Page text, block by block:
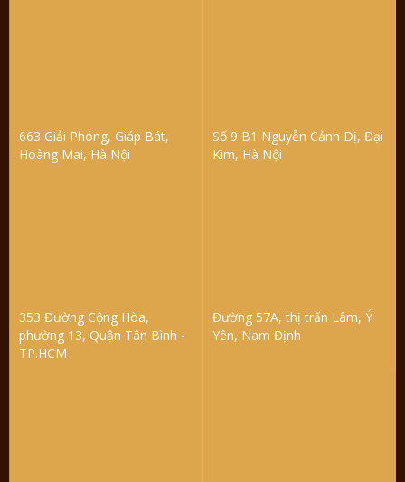
663 Giải Phóng, Giáp Bát,
Hoàng Mai, Hà Nội
Số 9 B1 Nguyễn Cảnh Dị, Đại
Kim, Hà Nội
353 Đường Cộng Hòa,
phường 13, Quận Tân Bình -
TP.HCM
Đường 57A, thị trấn Lâm, Ý
Yên, Nam Định